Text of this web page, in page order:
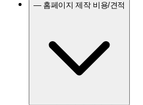
— 홈페이지 제작 비용/견적